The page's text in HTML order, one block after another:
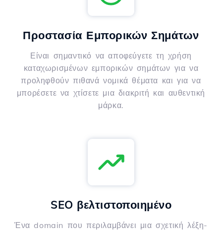
Προστασία Εμπορικών Σημάτων
Είναι σημαντικό να αποφεύγετε τη χρήση
καταχωρισμένων εμπορικών σημάτων για να
προληφθούν πιθανά νομικά θέματα και για να
μπορέσετε να χτίσετε μια διακριτή και αυθεντική
μάρκα.
SEO βελτιστοποιημένο
Ένα domain που περιλαμβάνει μια σχετική λέξη-